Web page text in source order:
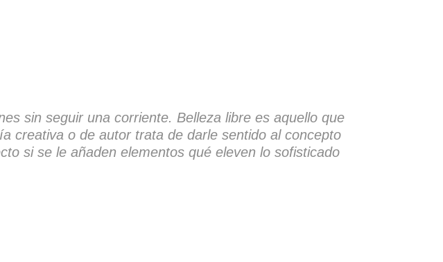
sin seguir una corriente. Belleza libre es aquello que
creativa o de autor trata de darle sentido al concepto
si se le añaden elementos qué eleven lo sofisticado